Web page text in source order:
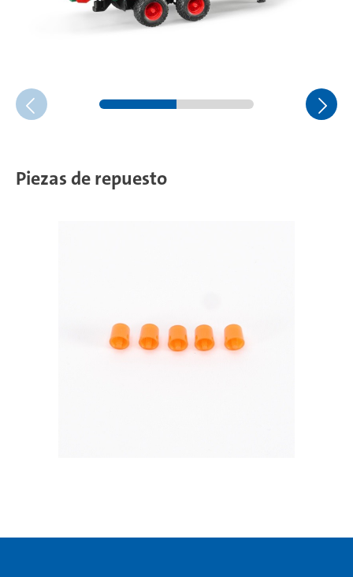
Piezas de repuesto